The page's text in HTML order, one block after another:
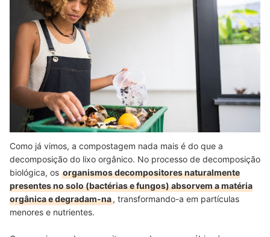
Como já vimos, a compostagem nada mais é do que a
decomposição do lixo orgânico. No processo de decomposição
biológica, os organismos decompositores naturalmente
presentes no solo (bactérias e fungos) absorvem a matéria
orgânica e degradam-na, transformando-a em partículas
menores e nutrientes.